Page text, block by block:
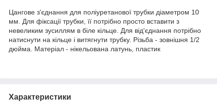
Цангове з'єднання для поліуретанової трубки діаметром 10
мм. Для фіксації трубки, її потрібно просто вставити з
невеликим зусиллям в біле кільце. Для від'єднання потрібно
натиснути на кільце і витягнути трубку. Різьба - зовнішня 1/2
дюйма. Матеріал - нікельована латунь, пластик
Характеристики